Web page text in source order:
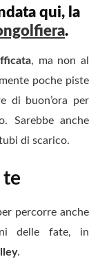
qui, la
.
, ma non al
poche piste
di buon’ora per
Sarebbe anche
di scarico.
te
percorre anche
delle fate, in
.